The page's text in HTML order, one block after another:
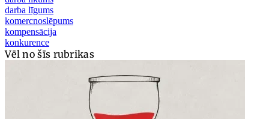
darba līgums
komercnoslēpums
kompensācija
konkurence
Vēl no šīs rubrikas